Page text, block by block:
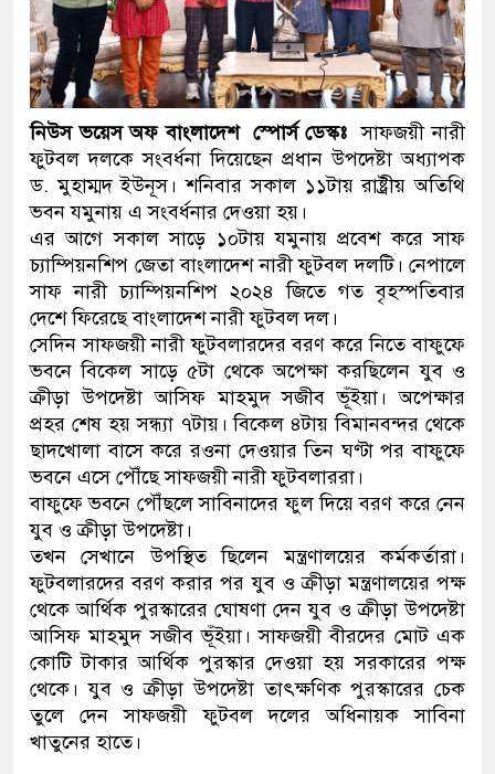
প্রধানমন্ত্রী
মিরপুর মডেল থানার অভিযানে
মাদক কারবারি গ্রেফতার
২৮ লাখ টাকার জাল নোটসহ
থানা পুলিশ
যেকোনো সময় বেনজীরের
নেতৃত্ব ও গণতন্ত্রের মূর্তমান
নিউস ভয়েস অফ বাংলাদেশ স্পোর্স ডেস্কঃসাফজয়ী নারী
ফুটবল দলকে সংবর্ধনা দিয়েছেন প্রধান উপদেষ্টা অধ্যাপক
ড. মুহাম্মদ ইউনূস। শনিবার সকাল ১১টায় রাষ্ট্রীয় অতিথি
ভবন যমুনায় এ সংবর্ধনার দেওয়া হয়।
এর আগে সকাল সাড়ে ১০টায় যমুনায় প্রবেশ করে সাফ
চ্যাম্পিয়নশিপ জেতা বাংলাদেশ নারী ফুটবল দলটি। নেপালে
সাফ নারী চ্যাম্পিয়নশিপ ২০২৪ জিতে গত বৃহস্পতিবার
দেশে ফিরেছে বাংলাদেশ নারী ফুটবল দল।
সেদিন সাফজয়ী নারী ফুটবলারদের বরণ করে নিতে বাফুফে
ভবনে বিকেল সাড়ে ৫টা থেকে অপেক্ষা করছিলেন যুব ও
ক্রীড়া উপদেষ্টা আসিফ মাহমুদ সজীব ভূঁইয়া। অপেক্ষার
প্রহর শেষ হয় সন্ধ্যা ৭টায়। বিকেল ৪টায় বিমানবন্দর থেকে
ছাদখোলা বাসে করে রওনা দেওয়ার তিন ঘণ্টা পর বাফুফে
ভবনে এসে পৌঁছে সাফজয়ী নারী ফুটবলাররা।
বাফুফে ভবনে পৌঁছলে সাবিনাদের ফুল দিয়ে বরণ করে নেন
যুব ও ক্রীড়া উপদেষ্টা।
তখন সেখানে উপস্থিত ছিলেন মন্ত্রণালয়ের কর্মকর্তারা।
ফুটবলারদের বরণ করার পর যুব ও ক্রীড়া মন্ত্রণালয়ের পক্ষ
থেকে আর্থিক পুরস্কারের ঘোষণা দেন যুব ও ক্রীড়া উপদেষ্টা
আসিফ মাহমুদ সজীব ভূঁইয়া। সাফজয়ী বীরদের মোট এক
কোটি টাকার আর্থিক পুরস্কার দেওয়া হয় সরকারের পক্ষ
থেকে। যুব ও ক্রীড়া উপদেষ্টা তাৎক্ষণিক পুরস্কারের চেক
তুলে দেন সাফজয়ী ফুটবল দলের অধিনায়ক সাবিনা
খাতুনের হাতে।